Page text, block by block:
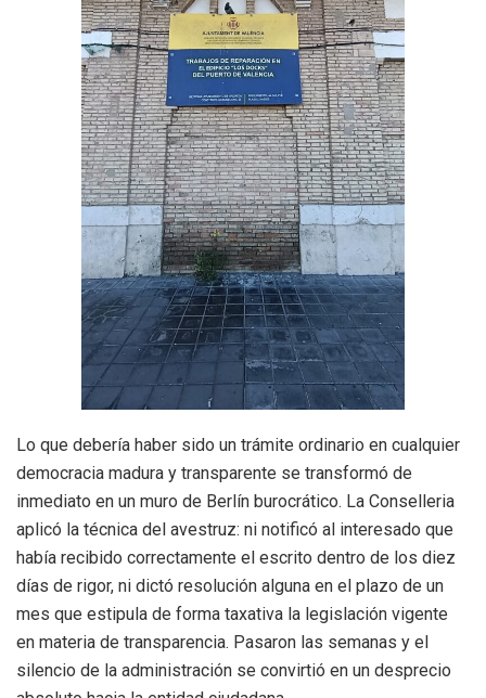
Lo que debería haber sido un trámite ordinario en cualquier
democracia madura y transparente se transformó de
inmediato en un muro de Berlín burocrático. La Conselleria
aplicó la técnica del avestruz: ni notificó al interesado que
había recibido correctamente el escrito dentro de los diez
días de rigor, ni dictó resolución alguna en el plazo de un
mes que estipula de forma taxativa la legislación vigente
en materia de transparencia. Pasaron las semanas y el
silencio de la administración se convirtió en un desprecio